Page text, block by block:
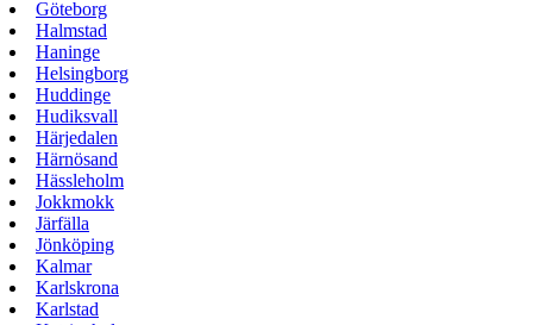
Göteborg
Halmstad
Haninge
Helsingborg
Huddinge
Hudiksvall
Härjedalen
Härnösand
Hässleholm
Jokkmokk
Järfälla
Jönköping
Kalmar
Karlskrona
Karlstad